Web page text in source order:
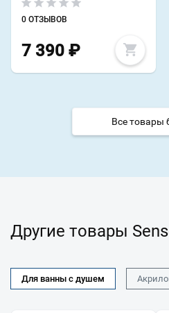
0 ОТЗЫВОВ
7 390 ₽
Все товары
Другие товары
Для ванны с душем